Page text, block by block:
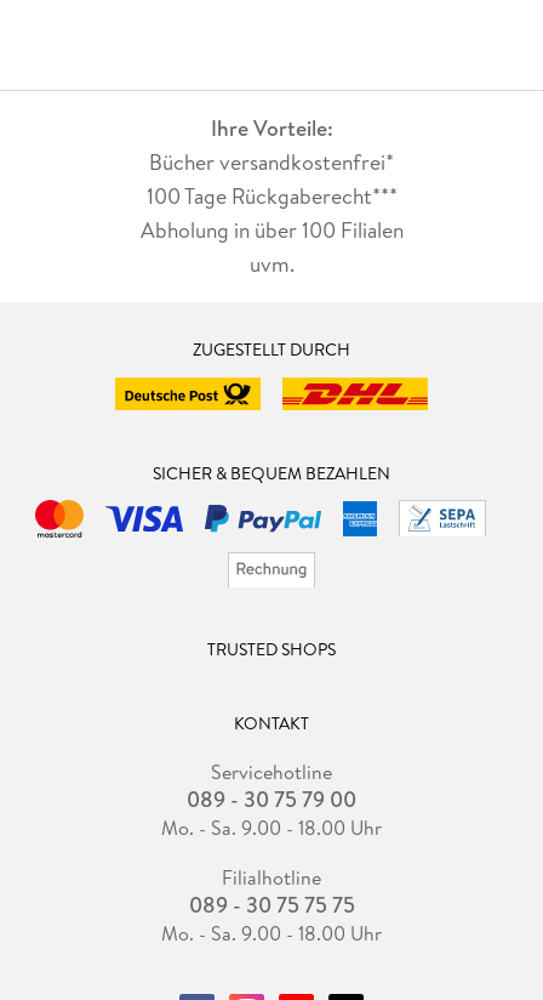
Ihre Vorteile:
Bücher versandkostenfrei*
100 Tage Rückgaberecht***
Abholung in über 100 Filialen
uvm.
ZUGESTELLT DURCH
SICHER & BEQUEM BEZAHLEN
TRUSTED SHOPS
KONTAKT
Servicehotline
089 - 30 75 79 00
Mo. - Sa. 9.00 - 18.00 Uhr
Filialhotline
089 - 30 75 75 75
Mo. - Sa. 9.00 - 18.00 Uhr